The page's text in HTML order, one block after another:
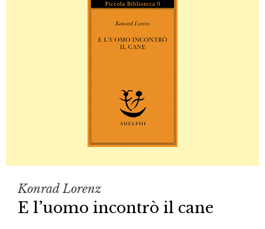
Konrad Lorenz
E l’uomo incontrò il cane